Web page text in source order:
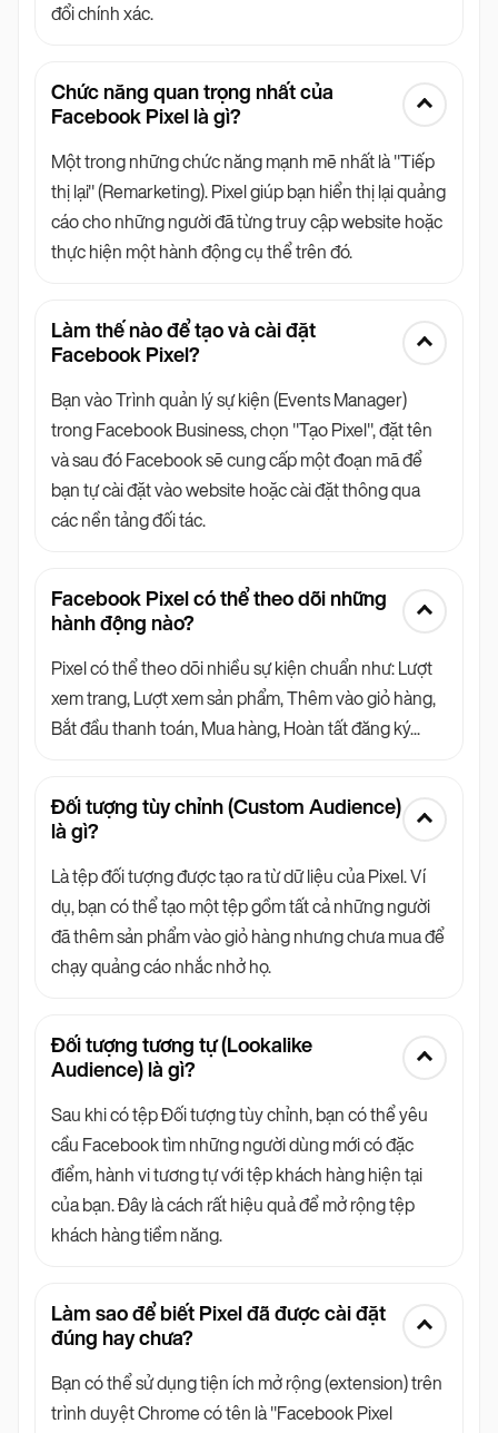
đổi chính xác.
Chức năng quan trọng nhất của
Facebook Pixel là gì?
Một trong những chức năng mạnh mẽ nhất là "Tiếp
thị lại" (Remarketing). Pixel giúp bạn hiển thị lại quảng
cáo cho những người đã từng truy cập website hoặc
thực hiện một hành động cụ thể trên đó.
Làm thế nào để tạo và cài đặt
Facebook Pixel?
Bạn vào Trình quản lý sự kiện (Events Manager)
trong Facebook Business, chọn "Tạo Pixel", đặt tên
và sau đó Facebook sẽ cung cấp một đoạn mã để
bạn tự cài đặt vào website hoặc cài đặt thông qua
các nền tảng đối tác.
Facebook Pixel có thể theo dõi những
hành động nào?
Pixel có thể theo dõi nhiều sự kiện chuẩn như: Lượt
xem trang, Lượt xem sản phẩm, Thêm vào giỏ hàng,
Bắt đầu thanh toán, Mua hàng, Hoàn tất đăng ký...
Đối tượng tùy chỉnh (Custom Audience)
là gì?
Là tệp đối tượng được tạo ra từ dữ liệu của Pixel. Ví
dụ, bạn có thể tạo một tệp gồm tất cả những người
đã thêm sản phẩm vào giỏ hàng nhưng chưa mua để
chạy quảng cáo nhắc nhở họ.
Đối tượng tương tự (Lookalike
Audience) là gì?
Sau khi có tệp Đối tượng tùy chỉnh, bạn có thể yêu
cầu Facebook tìm những người dùng mới có đặc
điểm, hành vi tương tự với tệp khách hàng hiện tại
của bạn. Đây là cách rất hiệu quả để mở rộng tệp
khách hàng tiềm năng.
Làm sao để biết Pixel đã được cài đặt
đúng hay chưa?
Bạn có thể sử dụng tiện ích mở rộng (extension) trên
trình duyệt Chrome có tên là "Facebook Pixel